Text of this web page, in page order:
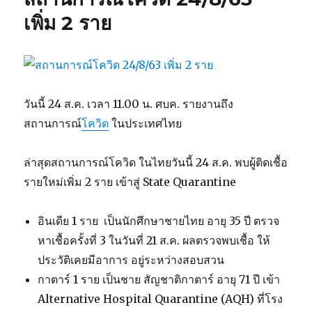
เพิ่ม 2 ราย
วันนี้ 24 ส.ค. เวลา 11.00 น. ศบค. รายงานถึง
สถานการณ์โควิด ในประเทศไทย
ล่าสุดสถานการณ์โควิด ในไทยวันนี้ 24 ส.ค. พบผู้ติดเชื้อ
รายใหม่เพิ่ม 2 ราย เข้าสู่ State Quarantine
อินเดีย 1 ราย เป็นนักศึกษาชายไทย อายุ 35 ปี ตรวจ
หาเชื้อครั้งที่ 3 ในวันที่ 21 ส.ค. ผลตรวจพบเชื้อ ให้
ประวัติเคยมีอาการ อยู่ระหว่างสอบสวน
กาตาร์ 1 ราย เป็นชาย สัญชาติกาตาร์ อายุ 71 ปี เข้า
Alternative Hospital Quarantine (AQH) ที่โรง